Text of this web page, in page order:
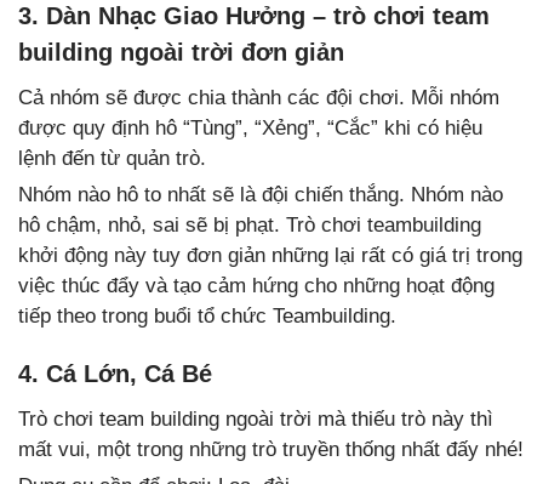
3. Dàn Nhạc Giao Hưởng – trò chơi team
building ngoài trời đơn giản
Cả nhóm sẽ được chia thành các đội chơi. Mỗi nhóm
được quy định hô “Tùng”, “Xẻng”, “Cắc” khi có hiệu
lệnh đến từ quản trò.
Nhóm nào hô to nhất sẽ là đội chiến thắng. Nhóm nào
hô chậm, nhỏ, sai sẽ bị phạt. Trò chơi teambuilding
khởi động này tuy đơn giản những lại rất có giá trị trong
việc thúc đẩy và tạo cảm hứng cho những hoạt động
tiếp theo trong buổi tổ chức Teambuilding.
4. Cá Lớn, Cá Bé
Trò chơi team building ngoài trời mà thiếu trò này thì
mất vui, một trong những trò truyền thống nhất đấy nhé!